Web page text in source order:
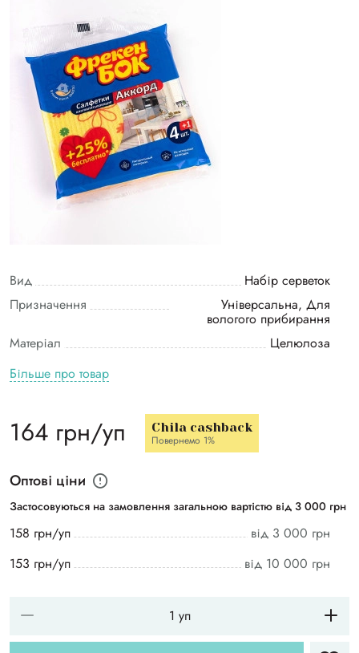
Вид
Набір серветок
Призначення
Універсальна, Для
вологого прибирання
Матеріал
Целюлоза
Більше про товар
164 грн/уп Chila cashback
Повернемо 1%
Оптові ціни
Застосовуються на замовлення загальною вартістю від 3 000 грн
158 грн/уп
від 3 000 грн
153 грн/уп
від 10 000 грн